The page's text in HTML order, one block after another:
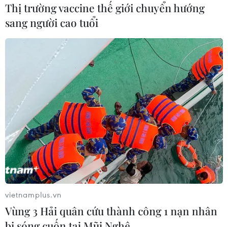
Thị trường vaccine thế giới chuyển hướng
sang người cao tuổi
vietnamplus.vn
Vùng 3 Hải quân cứu thành công 1 nạn nhân